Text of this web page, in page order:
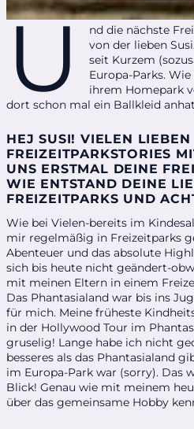
U
nd die nächste
von der lieben
seit Kurzem
Europa-Parks.
ihrem Homepark
dort schon mal ein Ballkleid
HEJ SUSI! VIELEN
FREIZEITPARKSTORIES
UNS ERSTMAL DEINE
WIE ENTSTAND DEINE
FREIZEITPARKS UND
Wie bei Vielen-bereits im
mir regelmäßig in Freizeitparks
Abenteuer und das absolute
sich bis heute nicht geändert-
mit meinen Eltern in einem
Das Phantasialand war bis ins
für mich. Meine früheste
in der Hollywood Tour im
gruselig! Lange habe ich nicht
besseres als das Phantasialand
im Europa-Park war (sorry). Das
Blick! Genau wie mit meinem
über das gemeinsame Hobby